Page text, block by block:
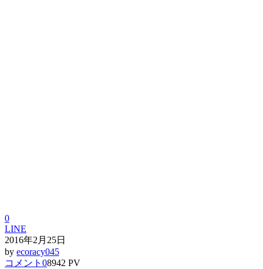
0
LINE
2016年2月25日
by ecoracy045
コメント 08942 PV